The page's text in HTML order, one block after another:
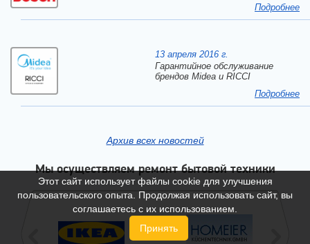
Подробнее
13 апреля 2016 г.
Гарантийное обслуживание
брендов Midea и RICCI
Подробнее
Архив всех новостей
Мы осуществляем ремонт бытовой техники
Этот сайт использует файлы cookie для улучшения
пользовательского опыта. Продолжая использовать сайт, вы
соглашаетесь с их использованием.
Принять